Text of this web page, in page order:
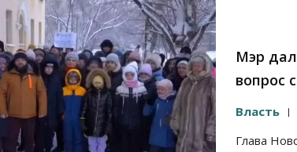
Мэр
вопрос
Власть
Глава